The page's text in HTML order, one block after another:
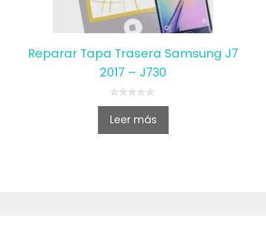
Reparar Tapa Trasera Samsung J7
2017 – J730
0
u
Leer más